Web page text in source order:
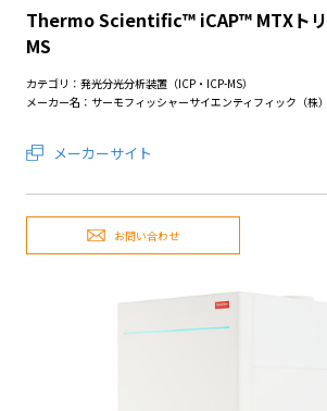
Thermo Scientific™ iCAP™ MTXトリ
MS
カテゴリ：発光分光分析装置（ICP・ICP-MS）
メーカー名：サーモフィッシャーサイエンティフィック（株）
メーカーサイト
お問い合わせ